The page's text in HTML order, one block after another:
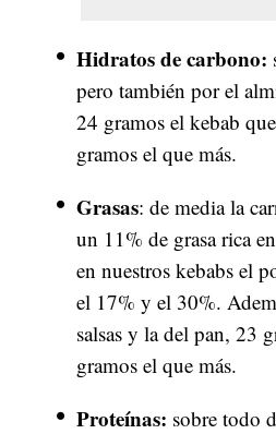
Hidratos de carbono:
pero también por el
24 gramos el kebab
gramos el que más.
Grasas: de media la
un 11% de grasa rica
en nuestros kebabs el
el 17% y el 30%.
salsas y la del pan, 23
gramos el que más.
Proteínas: sobre todo